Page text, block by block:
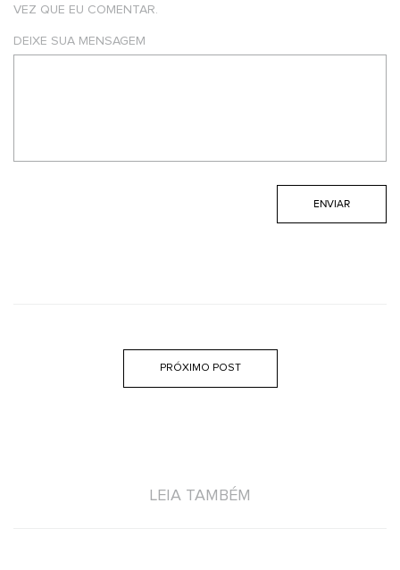
VEZ QUE EU COMENTAR.
DEIXE SUA MENSAGEM
PRÓXIMO POST
LEIA TAMBÉM